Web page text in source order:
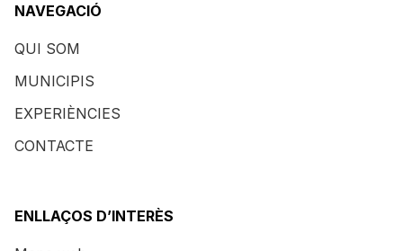
NAVEGACIÓ
QUI SOM
MUNICIPIS
EXPERIÈNCIES
CONTACTE
ENLLAÇOS D’INTERÈS